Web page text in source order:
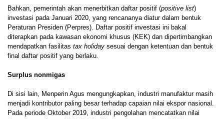
Bahkan, pemerintah akan menerbitkan daftar positif (positive list)
investasi pada Januari 2020, yang rencananya diatur dalam bentuk
Peraturan Presiden (Perpres). Daftar positif investasi ini bakal
diterapkan pada kawasan ekonomi khusus (KEK) dan dipertimbangkan
mendapatkan fasilitas tax holiday sesuai dengan ketentuan dan bentuk
final daftar positif yang berlaku.
Surplus nonmigas
Di sisi lain, Menperin Agus mengungkapkan, industri manufaktur masih
menjadi kontributor paling besar terhadap capaian nilai ekspor nasional.
Pada periode Oktober 2019, industri pengolahan mencatatkan nilai